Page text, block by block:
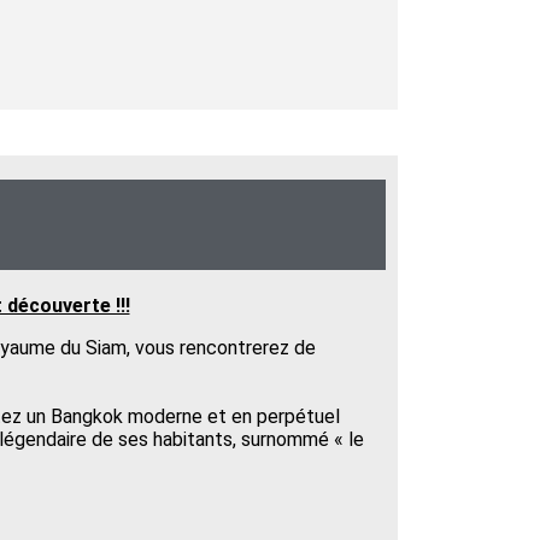
!!!
du Siam, vous rencontrerez de
un Bangkok moderne et en perpétuel
de ses habitants, surnommé « le